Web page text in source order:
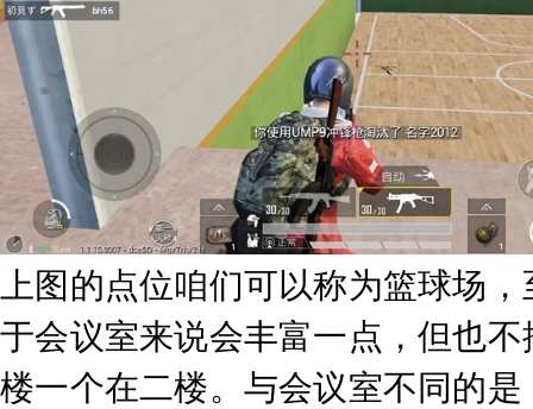
上图的点位咱们可以称为篮球场
于会议室来说会丰富一点，但也
楼一个在二楼。与会议室不同的